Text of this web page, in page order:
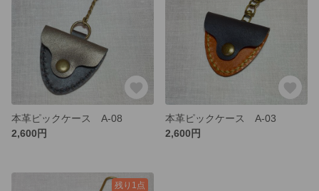
本革ピックケース A-08
2,600円
本革ピックケース A-03
2,600円
残り1点